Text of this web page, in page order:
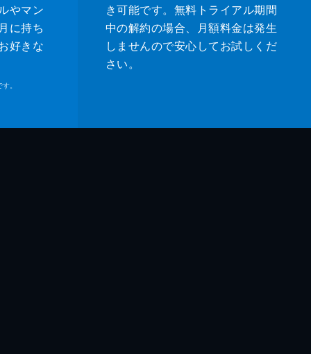
やマン
に持ち
好きな
。
き可能です。無料トライアル期間
中の解約の場合、月額料金は発生
しませんので安心してお試しくだ
さい。